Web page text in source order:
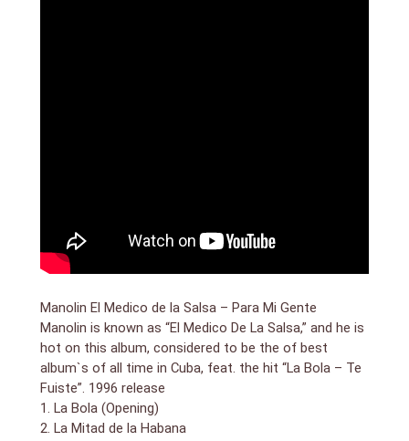
Manolin El Medico de la Salsa – Para Mi Gente
Manolin is known as “El Medico De La Salsa,” and he is
hot on this album, considered to be the of best
album`s of all time in Cuba, feat. the hit “La Bola – Te
Fuiste”. 1996 release
1. La Bola (Opening)
2. La Mitad de la Habana